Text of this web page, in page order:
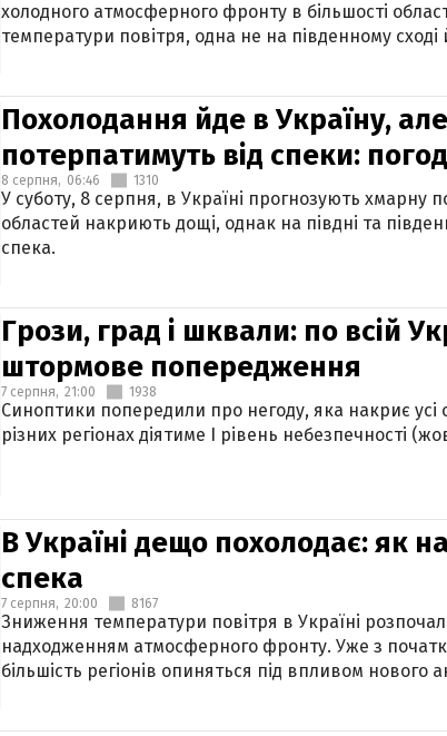
холодного атмосферного фронту в більшості
температури повітря, одна не на південному сході
Похолодання йде в Україну,
потерпатимуть від спеки:
8 серпня, 06:46 1310
У суботу, 8 серпня, в Україні прогнозують хмарну
областей накриють дощі, однак на півдні та
спека.
Грози, град і шквали: по всій
штормове попередження
7 серпня, 21:00 1938
Синоптики попередили про негоду, яка накриє усі
різних регіонах діятиме І рівень небезпечності
В Україні дещо похолодає: як
спека
7 серпня, 20:00 8167
Зниження температури повітря в Україні
надходженням атмосферного фронту. Уже з
більшість регіонів опиняться під впливом нового